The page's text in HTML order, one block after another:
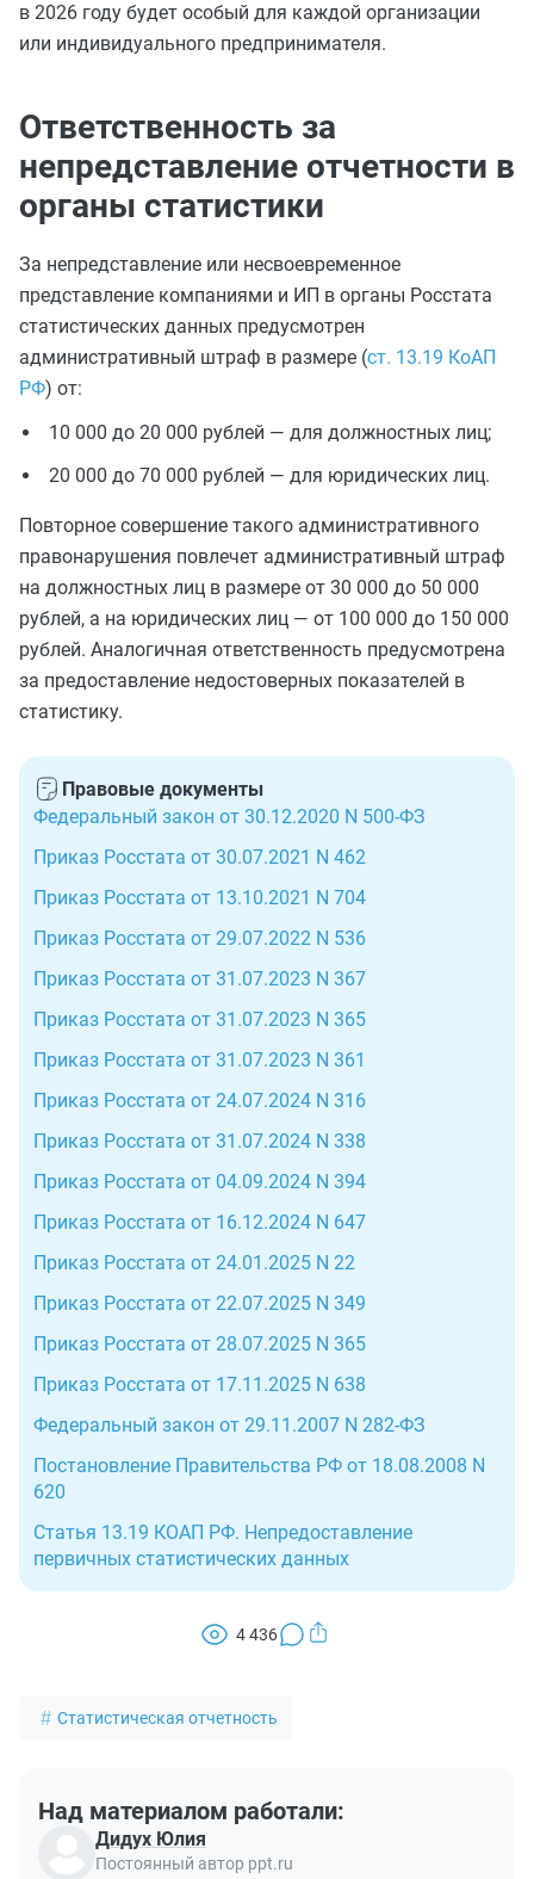
в 2026 году будет особый для каждой организации
или индивидуального предпринимателя.
Ответственность за
непредставление отчетности в
органы статистики
За непредставление или несвоевременное
представление компаниями и ИП в органы Росстата
статистических данных предусмотрен
административный штраф в размере (ст. 13.19 КоАП
РФ) от:
10 000 до 20 000 рублей — для должностных лиц;
20 000 до 70 000 рублей — для юридических лиц.
Повторное совершение такого административного
правонарушения повлечет административный штраф
на должностных лиц в размере от 30 000 до 50 000
рублей, а на юридических лиц — от 100 000 до 150 000
рублей. Аналогичная ответственность предусмотрена
за предоставление недостоверных показателей в
статистику.
Правовые документы
Федеральный закон от 30.12.2020 N 500-ФЗ
Приказ Росстата от 30.07.2021 N 462
Приказ Росстата от 13.10.2021 N 704
Приказ Росстата от 29.07.2022 N 536
Приказ Росстата от 31.07.2023 N 367
Приказ Росстата от 31.07.2023 N 365
Приказ Росстата от 31.07.2023 N 361
Приказ Росстата от 24.07.2024 N 316
Приказ Росстата от 31.07.2024 N 338
Приказ Росстата от 04.09.2024 N 394
Приказ Росстата от 16.12.2024 N 647
Приказ Росстата от 24.01.2025 N 22
Приказ Росстата от 22.07.2025 N 349
Приказ Росстата от 28.07.2025 N 365
Приказ Росстата от 17.11.2025 N 638
Федеральный закон от 29.11.2007 N 282-ФЗ
Постановление Правительства РФ от 18.08.2008 N
620
Статья 13.19 КОАП РФ. Непредоставление
первичных статистических данных
4 436
Статистическая отчетность
Над материалом работали:
Дидух Юлия
Постоянный автор ppt.ru